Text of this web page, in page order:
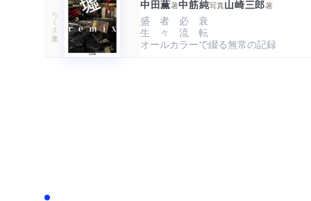
ちくま文庫
中田薫著中筋純写真山崎三郎著
盛　者　必　衰
生　々　流　転
オールカラーで綴る無常の記録